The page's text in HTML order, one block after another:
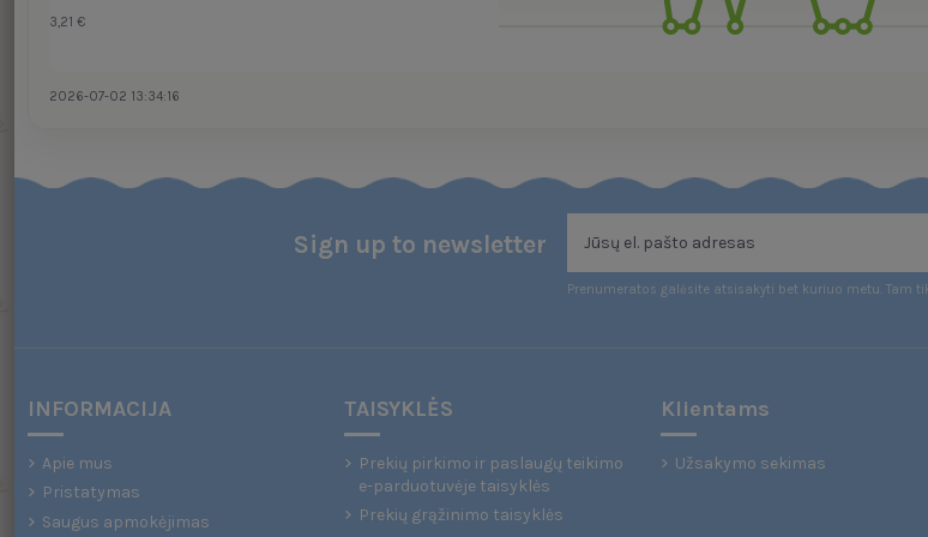
3,21 €
2026-07-02 13:34:16
Sign up to newsletter
Prenumeratos galėsite atsisakyti bet kuriuo metu. Tam
INFORMACIJA
Apie mus
Pristatymas
Saugus apmokėjimas
TAISYKLĖS
Prekių pirkimo ir paslaugų teikimo
e-parduotuvėje taisyklės
Prekių grąžinimo taisyklės
Klientams
Užsakymo sekimas